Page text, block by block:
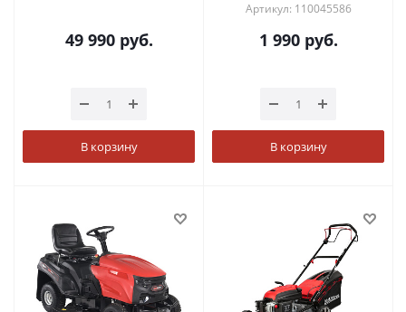
49 990руб.
В корзину
Артикул: 110045586
1 990руб.
В корзину